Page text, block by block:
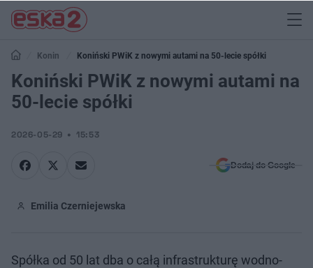
Konin Koniński PWiK z nowymi autami na 50-lecie spółki
Koniński PWiK z nowymi autami na
50-lecie spółki
2026-05-29 15:53
Dodaj do Google
Emilia Czerniejewska
Spółka od 50 lat dba o całą infrastrukturę wodno-